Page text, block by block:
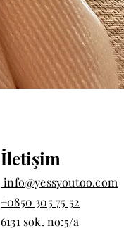
İletişim
info@yessyoutoo.com
+0850 305 75 52
6131 sok. no:5/a